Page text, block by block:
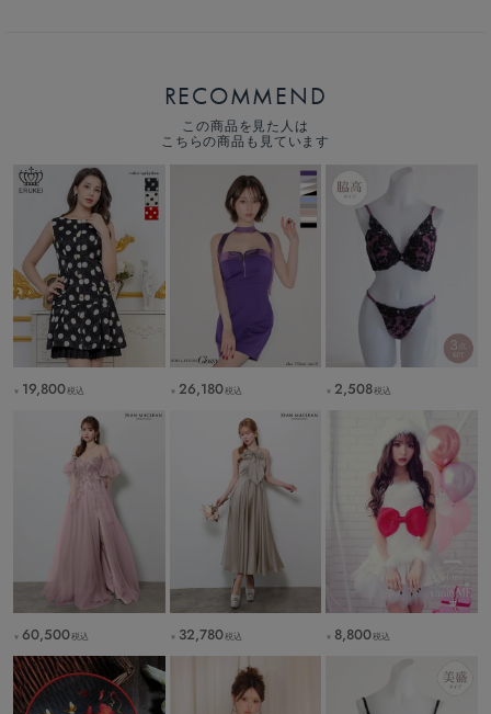
RECOMMEND
この商品を見た人は
こちらの商品も見ています
￥ 19,800税込 ￥ 26,180税込 ￥ 2,508税込
￥ 60,500税込 ￥ 32,780税込 ￥ 8,800税込